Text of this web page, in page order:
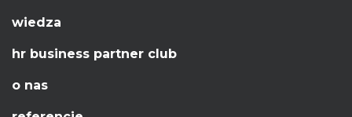
wiedza
hr business partner club
o nas